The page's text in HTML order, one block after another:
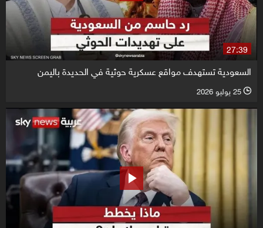
27:39
السعودية تستهدف مواقع عسكرية حوثية في الحديدة باليمن
l 25 يوليو 2026